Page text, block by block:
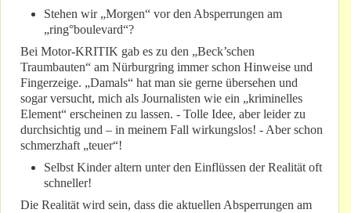
Stehen wir „Morgen“ vor den Absperrungen am
„ring°boulevard“?
Bei Motor-KRITIK gab es zu den „Beck’schen
Traumbauten“ am Nürburgring immer schon Hinweise und
Fingerzeige. „Damals“ hat man sie gerne übersehen und
sogar versucht, mich als Journalisten wie ein „kriminelles
Element“ erscheinen zu lassen. - Tolle Idee, aber leider zu
durchsichtig und – in meinem Fall wirkungslos! - Aber schon
schmerzhaft „teuer“!
Selbst Kinder altern unter den Einflüssen der Realität oft
schneller!
Die Realität wird sein, dass die aktuellen Absperrungen am